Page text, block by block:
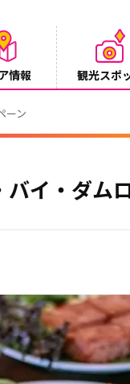
情報 観光スポ
ーン
イ・ダム